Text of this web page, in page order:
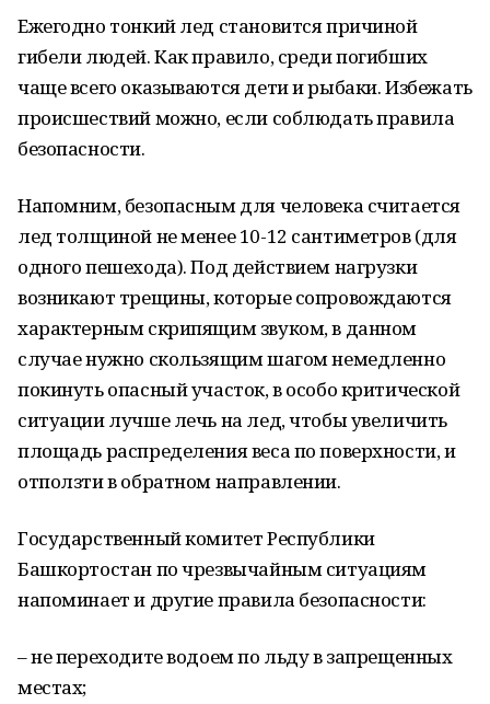
Ежегодно тонкий лед становится причиной
гибели людей. Как правило, среди погибших
чаще всего оказываются дети и рыбаки. Избежать
происшествий можно, если соблюдать правила
безопасности.
Напомним, безопасным для человека считается
лед толщиной не менее 10-12 сантиметров (для
одного пешехода). Под действием нагрузки
возникают трещины, которые сопровождаются
характерным скрипящим звуком, в данном
случае нужно скользящим шагом немедленно
покинуть опасный участок, в особо критической
ситуации лучше лечь на лед, чтобы увеличить
площадь распределения веса по поверхности, и
отползти в обратном направлении.
Государственный комитет Республики
Башкортостан по чрезвычайным ситуациям
напоминает и другие правила безопасности:
– не переходите водоем по льду в запрещенных
местах;